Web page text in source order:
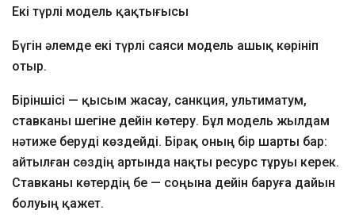
Екі түрлі модель қақтығысы
Бүгін әлемде екі түрлі саяси модель ашық көрініп
отыр.
Біріншісі — қысым жасау, санкция, ультиматум,
ставканы шегіне дейін көтеру. Бұл модель жылдам
нәтиже беруді көздейді. Бірақ оның бір шарты бар:
айтылған сөздің артында нақты ресурс тұруы керек.
Ставканы көтердің бе — соңына дейін баруға дайын
болуың қажет.